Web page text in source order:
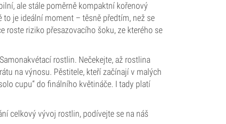
ale stále poměrně kompaktní kořenový
je ideální moment – těsně předtím, než se
roste riziko přesazovacího šoku, ze kterého se
rostlin. Nečekejte, až rostlina
na výnosu. Pěstitele, kteří začínají v malých
cupu“ do finálního květináče. I tady platí
celkový vývoj rostlin, podívejte se na náš